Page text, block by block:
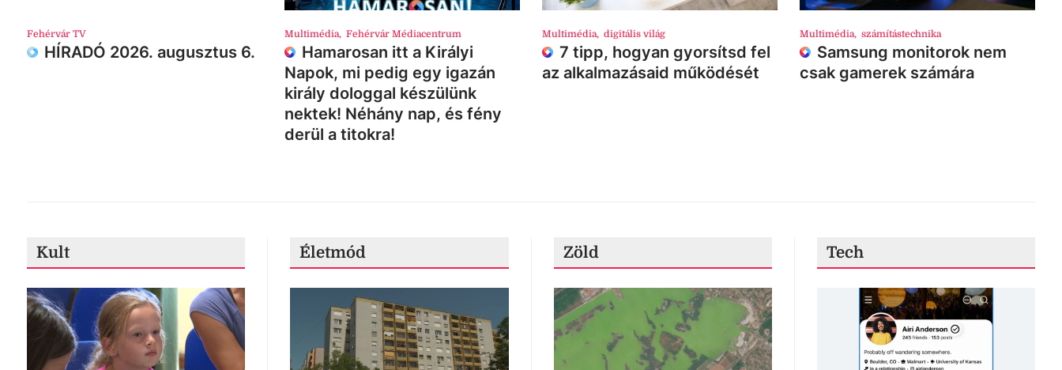
Fehérvár TV
HÍRADÓ 2026. augusztus 6.
Multimédia, Fehérvár Médiacentrum
Hamarosan itt a Királyi
Napok, mi pedig egy igazán
király dologgal készülünk
nektek! Néhány nap, és fény
derül a titokra!
Multimédia, digitális világ
7 tipp, hogyan gyorsítsd fel
az alkalmazásaid működését
Multimédia, számítástechnika
Samsung monitorok nem
csak gamerek számára
Kult Életmód Zöld Tech